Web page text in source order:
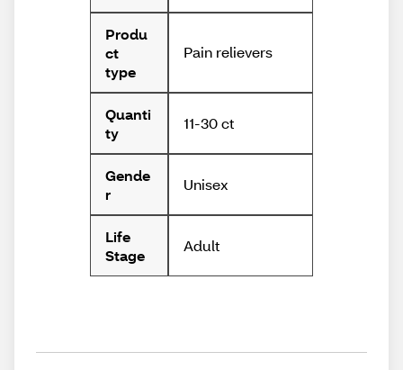
Produ
ct
type
Pain relievers
Quanti
ty
11-30 ct
Gende
r
Unisex
Life
Stage
Adult